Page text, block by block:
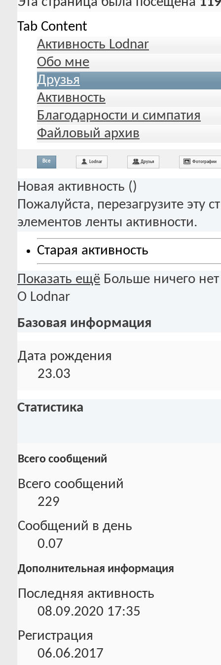
Tab Content
Активность Lodnar
Обо мне
Друзья
Активность
Благодарности и симпатия
Файловый архив
Все Lodnar Друзья Фотографии
Новая активность ()
Пожалуйста, перезагрузите эту
элементов ленты активности.
Старая активность
Показать ещё Больше ничего нет
О Lodnar
Базовая информация
Дата рождения
23.03
Статистика
Всего сообщений
Всего сообщений
229
Сообщений в день
0.07
Дополнительная информация
Последняя активность
08.09.2020 17:35
Регистрация
06.06.2017